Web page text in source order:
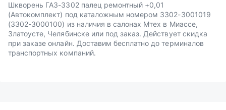
Шкворень ГАЗ-3302 палец ремонтный +0,01
(Автокомплект) под каталожным номером 3302-3001019
(3302-3000100) из наличия в салонах Мтех в Миассе,
Златоусте, Челябинске или под заказ. Действует скидка
при заказе онлайн. Доставим бесплатно до терминалов
транспортных компаний.